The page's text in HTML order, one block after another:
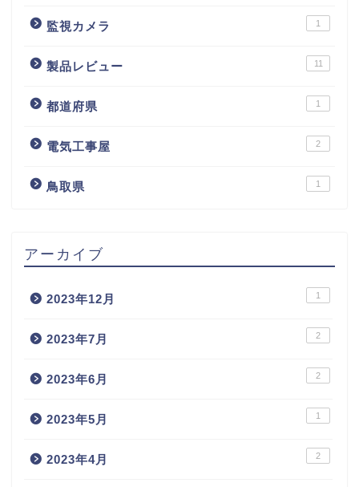
監視カメラ 1
製品レビュー 11
都道府県 1
電気工事屋 2
鳥取県 1
アーカイブ
2023年12月 1
2023年7月 2
2023年6月 2
2023年5月 1
2023年4月 2